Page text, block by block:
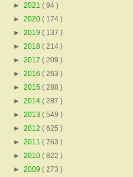
► 2021 ( 94 )
► 2020 ( 174 )
► 2019 ( 137 )
► 2018 ( 214 )
► 2017 ( 209 )
► 2016 ( 263 )
► 2015 ( 288 )
► 2014 ( 287 )
► 2013 ( 549 )
► 2012 ( 625 )
► 2011 ( 763 )
► 2010 ( 822 )
► 2009 ( 273 )